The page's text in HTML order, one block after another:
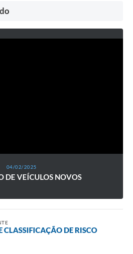
04/02/2025
DE VEÍCULOS NOVOS
CLASSIFICAÇÃO DE RISCO